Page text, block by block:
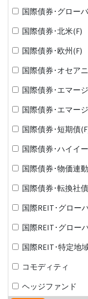
国際債券･グロー
国際債券･北米(F)
国際債券･欧州(F)
国際債券･オセア
国際債券･エマー
国際債券･エマー
国際債券･短期債
国際債券･ハイイ
国際債券･物価連
国際債券･転換社
国際REIT･グロー
国際REIT･グロー
国際REIT･特定地
コモディティ
ヘッジファンド